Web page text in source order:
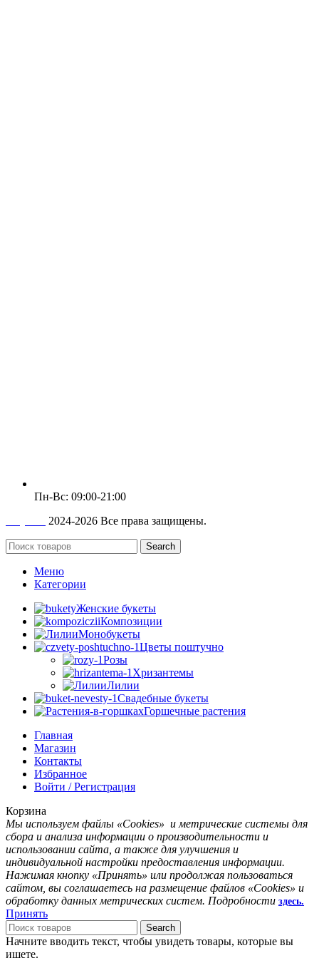
Пн-Вс: 09:00-21:00
2024-2026 Все права защищены.
Search
Меню
Категории
Женские букеты
Композиции
Монобукеты
Цветы поштучно
Розы
Хризантемы
Лилии
Свадебные букеты
Горшечные растения
Главная
Магазин
Контакты
Избранное
Войти / Регистрация
Корзина
Мы используем файлы «Cookies» и метрические системы для
сбора и анализа информации о производительности и
использовании сайта, а также для улучшения и
индивидуальной настройки предоставления информации.
Нажимая кнопку «Принять» или продолжая пользоваться
сайтом, вы соглашаетесь на размещение файлов «Cookies» и
обработку данных метрических систем. Подробности здесь.
Принять
Search
Начните вводить текст, чтобы увидеть товары, которые вы
ищете.